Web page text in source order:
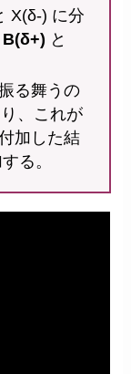
X(δ-) に分
B(δ+) と
る舞うの
、これが
加した結
る。